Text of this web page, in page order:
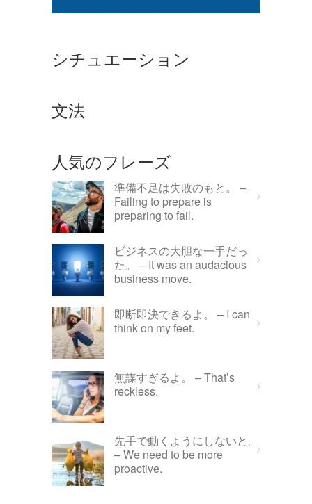
シチュエーション
文法
人気のフレーズ
準備不足は失敗のもと。 –
Failing to prepare is
preparing to fail.
ビジネスの大胆な一手だっ
た。 – It was an audacious
business move.
即断即決できるよ。 – I can
think on my feet.
無謀すぎるよ。 – That’s
reckless.
先手で動くようにしないと。
– We need to be more
proactive.